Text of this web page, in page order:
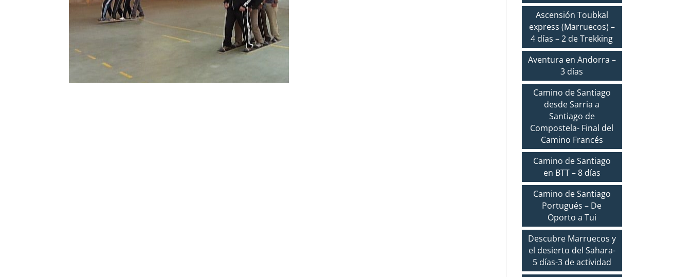
Ascensión Toubkal
express (Marruecos) –
4 días – 2 de Trekking
Aventura en Andorra –
3 días
Camino de Santiago
desde Sarria a
Santiago de
Compostela- Final del
Camino Francés
Camino de Santiago
en BTT – 8 días
Camino de Santiago
Portugués – De
Oporto a Tui
Descubre Marruecos y
el desierto del Sahara-
5 días-3 de actividad